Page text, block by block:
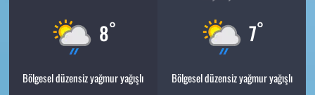
8°
Bölgesel düzensiz yağmur yağışlı
7°
Bölgesel düzensiz yağmur yağışlı